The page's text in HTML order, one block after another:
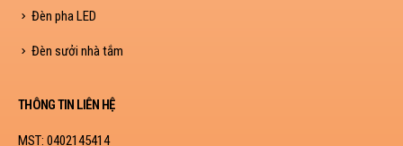
Đèn pha LED
Đèn sưởi nhà tắm
THÔNG TIN LIÊN HỆ
MST: 0402145414